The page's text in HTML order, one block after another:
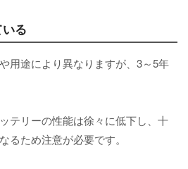
る
用途により異なりますが、3～5年
テリーの性能は徐々に低下し、十
るため注意が必要です。